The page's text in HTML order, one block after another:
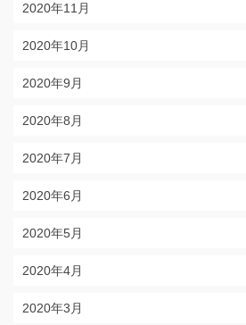
2020年11月
2020年10月
2020年9月
2020年8月
2020年7月
2020年6月
2020年5月
2020年4月
2020年3月